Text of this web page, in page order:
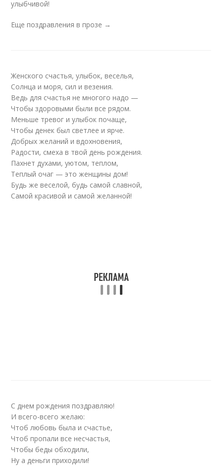
улыбчивой!
Еще поздравления в прозе →
Женского счастья, улыбок, веселья,
Солнца и моря, сил и везения.
Ведь для счастья не многого надо —
Чтобы здоровыми были все рядом.
Меньше тревог и улыбок почаще,
Чтобы денек был светлее и ярче.
Добрых желаний и вдохновения,
Радости, смеха в твой день рождения.
Пахнет духами, уютом, теплом,
Теплый очаг — это женщины дом!
Будь же веселой, будь самой славной,
Самой красивой и самой желанной!
С днем рождения поздравляю!
И всего-всего желаю:
Чтоб любовь была и счастье,
Чтоб пропали все несчастья,
Чтобы беды обходили,
Ну а деньги приходили!